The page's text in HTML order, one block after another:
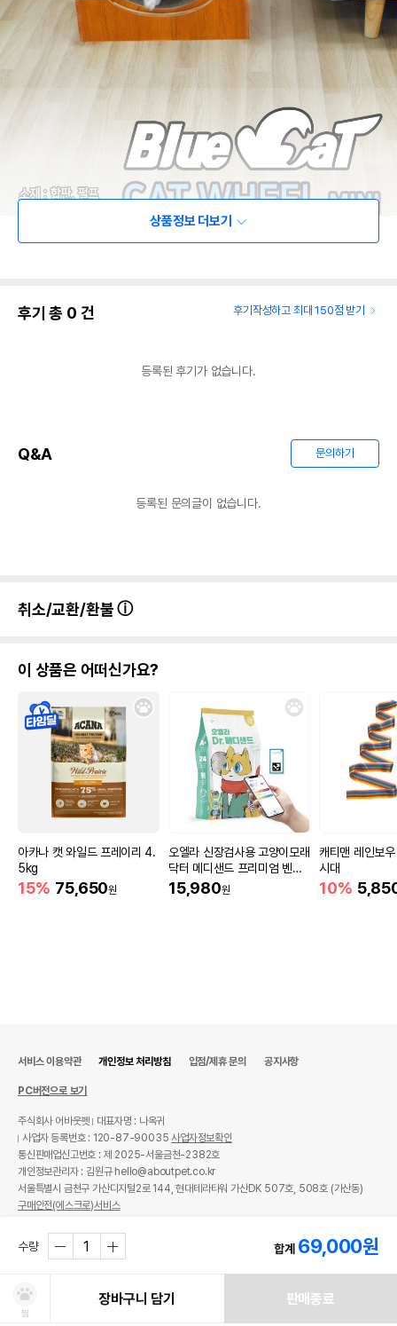
상품정보 더보기
후기 총 0 건 후기작성하고 최대 150점 받기
등록된 후기가 없습니다.
Q&A 문의하기
등록된 문의글이 없습니다.
취소/교환/환불
이 상품은 어떠신가요?
아카나 캣 와일드 프레이리 4.
5kg
15% 75,650원
오엘라 신장검사용 고양이모래
닥터 메디샌드 프리미엄 벤토
나이트 6.5kg
15,980원
캐티맨 레인보
시대
10%
수량 합계 69,000원
찜
장바구니 담기 판매종료
서비스 이용약관 개인정보 처리방침 입점/제휴 문의 공지사항
PC버전으로 보기
주식회사 어바웃펫
대표자명 : 나옥귀
사업자 등록번호 : 120-87-90035사업자정보확인
통신판매업신고번호 : 제 2025-서울금천-2382호
개인정보관리자 : 김원규 hello@aboutpet.co.kr
서울특별시 금천구 가산디지털2로 144, 현대테라타워 가산DK 507호, 508호 (가산동)
구매안전(에스크로)서비스